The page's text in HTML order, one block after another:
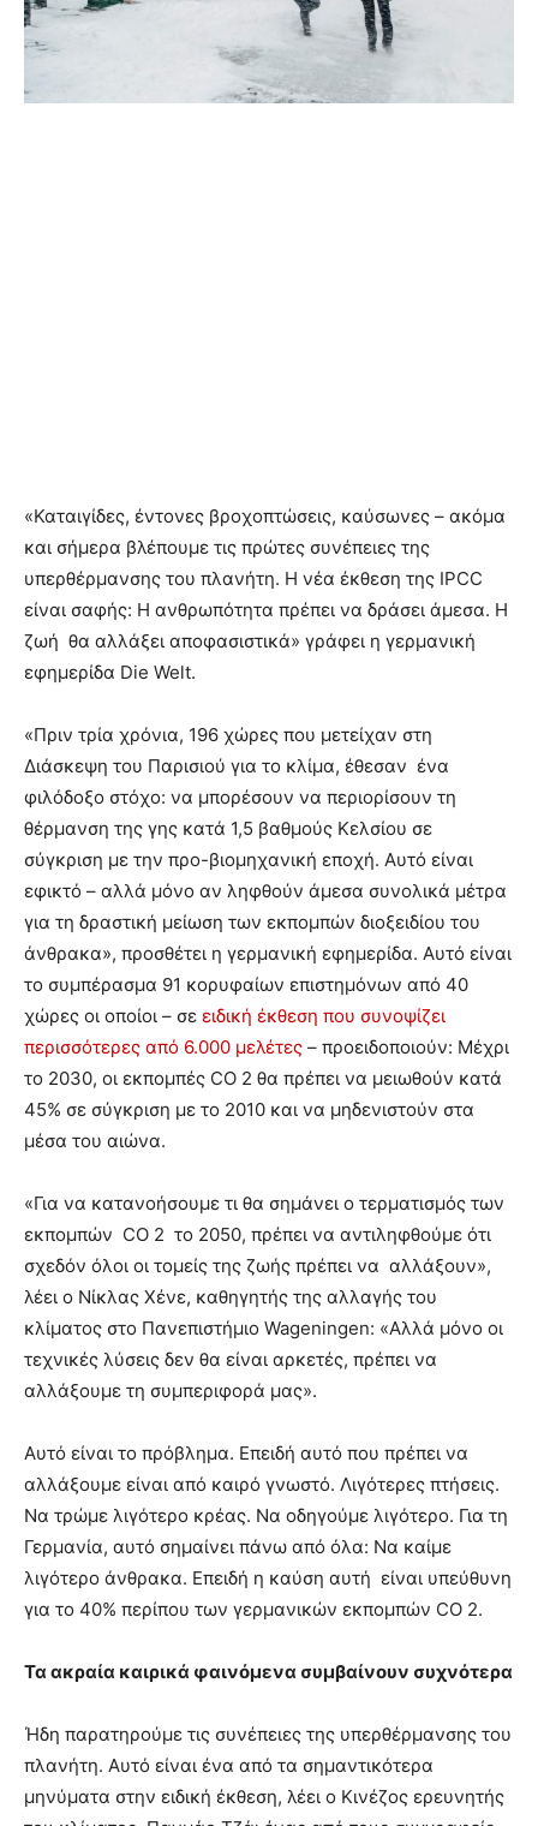
«Καταιγίδες, έντονες βροχοπτώσεις, καύσωνες – ακόμα
και σήμερα βλέπουμε τις πρώτες συνέπειες της
υπερθέρμανσης του πλανήτη. Η νέα έκθεση της IPCC
είναι σαφής: Η ανθρωπότητα πρέπει να δράσει άμεσα. Η
ζωή θα αλλάξει αποφασιστικά» γράφει η γερμανική
εφημερίδα Die Welt.
«Πριν τρία χρόνια, 196 χώρες που μετείχαν στη
Διάσκεψη του Παρισιού για το κλίμα, έθεσαν ένα
φιλόδοξο στόχο: να μπορέσουν να περιορίσουν τη
θέρμανση της γης κατά 1,5 βαθμούς Κελσίου σε
σύγκριση με την προ-βιομηχανική εποχή. Αυτό είναι
εφικτό – αλλά μόνο αν ληφθούν άμεσα συνολικά μέτρα
για τη δραστική μείωση των εκπομπών διοξειδίου του
άνθρακα», προσθέτει η γερμανική εφημερίδα. Αυτό είναι
το συμπέρασμα 91 κορυφαίων επιστημόνων από 40
χώρες οι οποίοι – σε ειδική έκθεση που συνοψίζει
περισσότερες από 6.000 μελέτες – προειδοποιούν: Μέχρι
το 2030, οι εκπομπές CO 2 θα πρέπει να μειωθούν κατά
45% σε σύγκριση με το 2010 και να μηδενιστούν στα
μέσα του αιώνα.
«Για να κατανοήσουμε τι θα σημάνει ο τερματισμός των
εκπομπών CO 2 το 2050, πρέπει να αντιληφθούμε ότι
σχεδόν όλοι οι τομείς της ζωής πρέπει να αλλάξουν»,
λέει ο Νίκλας Χένε, καθηγητής της αλλαγής του
κλίματος στο Πανεπιστήμιο Wageningen: «Αλλά μόνο οι
τεχνικές λύσεις δεν θα είναι αρκετές, πρέπει να
αλλάξουμε τη συμπεριφορά μας».
Αυτό είναι το πρόβλημα. Επειδή αυτό που πρέπει να
αλλάξουμε είναι από καιρό γνωστό. Λιγότερες πτήσεις.
Να τρώμε λιγότερο κρέας. Να οδηγούμε λιγότερο. Για τη
Γερμανία, αυτό σημαίνει πάνω από όλα: Να καίμε
λιγότερο άνθρακα. Επειδή η καύση αυτή είναι υπεύθυνη
για το 40% περίπου των γερμανικών εκπομπών CO 2.
Τα ακραία καιρικά φαινόμενα συμβαίνουν συχνότερα
Ήδη παρατηρούμε τις συνέπειες της υπερθέρμανσης του
πλανήτη. Αυτό είναι ένα από τα σημαντικότερα
μηνύματα στην ειδική έκθεση, λέει ο Κινέζος ερευνητής